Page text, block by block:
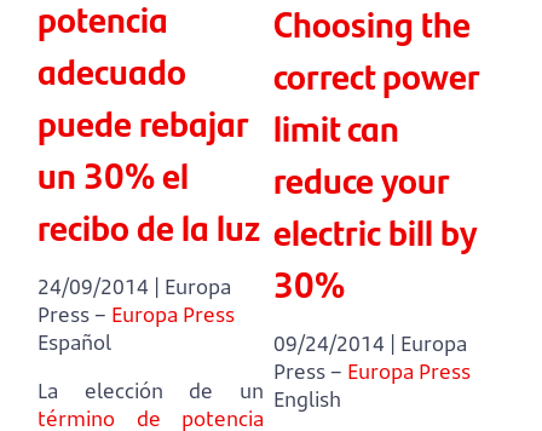
potencia
adecuado
puede rebajar
un 30% el
recibo de la luz
24/09/2014 | Europa
Press – Europa Press
Español
La elección de un
término de potencia
Choosing the
correct power
limit can
reduce your
electric bill by
30%
09/24/2014 | Europa
Press – Europa Press
English